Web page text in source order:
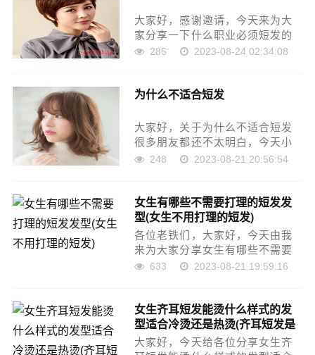
的……
大家好，感谢邀请，今天来为大
家分享一下什么职业必须短发的
问题，以及和冷知识什么人适合
为接下来将为大家分享，希望可
285 2023-08-24 02:34:08
为什么不适合短发
大家好，关于为什么不适合短发
很多朋友都还不太明白，今天小
编就来为大家分享关于短于几厘
理发店不让我剪短发为什么不适
合短发理发9mm短还是6mm
短……
248 2023-08-21 20:56:54
女生有哪些不需要打理的短发发
型(女生不用打理的短发)
各位老铁们，大家好，今天由我
来为大家分享女生有哪些不需要
打理的短发发型，以及不建议种
可以帮助到大家，还望关注收藏
下本站，您的支持是我们最大的
动力……
633 2023-08-21 19:59:16
女生齐耳短发能烫什么样式的发
型适合冷烫还是热烫(齐耳短发是
烫还是不烫好看呢?)
大家好，今天给各位分享女生齐